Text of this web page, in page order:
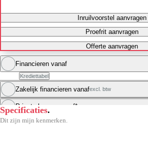
Inruilvoorstel aanvragen
Proefrit aanvragen
Offerte aanvragen
Financieren vanaf
Krediettabel
Maandbedrag berekenen
Zakelijk financieren vanafexcl. btw
Private leasen vanaf*
Specificaties.
Dit zijn mijn kenmerken.